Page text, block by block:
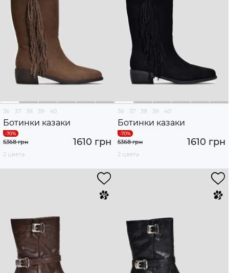
36 37 38 39 40
Ботинки казаки
1610 грн
5368 грн
2 цвета
36 37 38 39 40
Ботинки казаки
1610 грн
5368 грн
2 цвета